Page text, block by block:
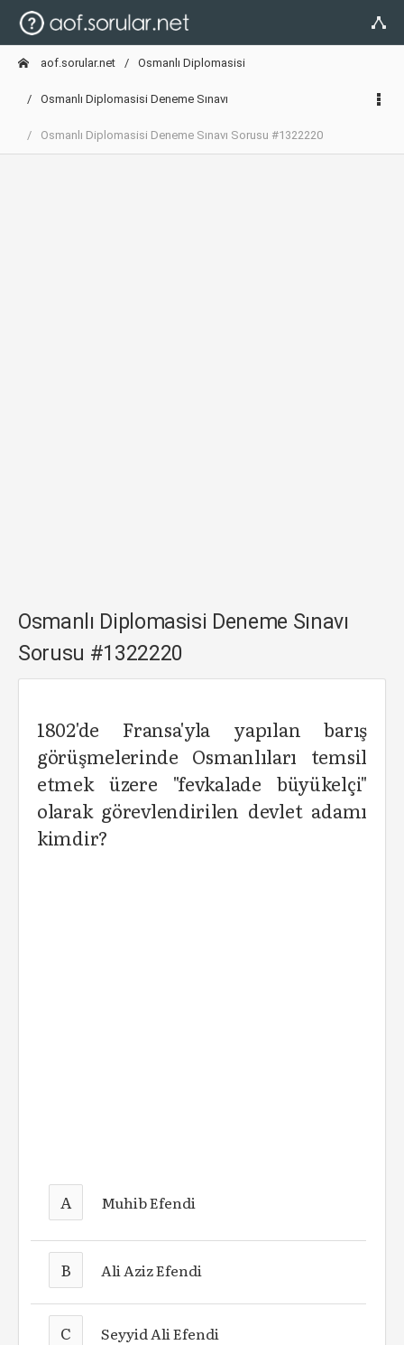
aof.sorular.net Osmanlı Diplomasisi
Osmanlı Diplomasisi Deneme Sınavı
Osmanlı Diplomasisi Deneme Sınavı Sorusu #1322220
Osmanlı Diplomasisi Deneme Sınavı
Sorusu #1322220
1802'de Fransa'yla yapılan barış
görüşmelerinde Osmanlıları temsil
etmek üzere "fevkalade büyükelçi"
olarak görevlendirilen devlet adamı
kimdir?
A Muhib Efendi
B Ali Aziz Efendi
C Seyyid Ali Efendi